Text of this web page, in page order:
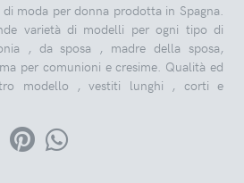
moda per donna prodotta in Spagna.
varietà di modelli per ogni tipo di
, da sposa , madre della sposa,
per comunioni e cresime. Qualità ed
modello , vestiti lunghi , corti e